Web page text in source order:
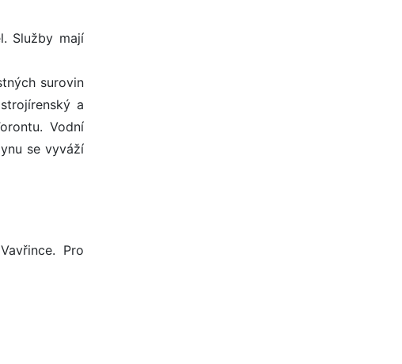
Služby mají
surovin
a
Vodní
se vyváží
Pro